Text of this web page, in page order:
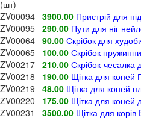
(шт)
ZV00094 3900.00 Пристрій для
ZV00095 290.00 Пути для ніг
ZV00064 90.00 Скрібок для
ZV00065 100.00 Скрібок
ZV00217 210.00 Скрібок-чесалка
ZV00218 190.00 Щітка для коней
ZV00219 48.00 Щітка для коней
ZV00220 175.00 Щітка для коней
ZV00231 3500.00 Щітка для